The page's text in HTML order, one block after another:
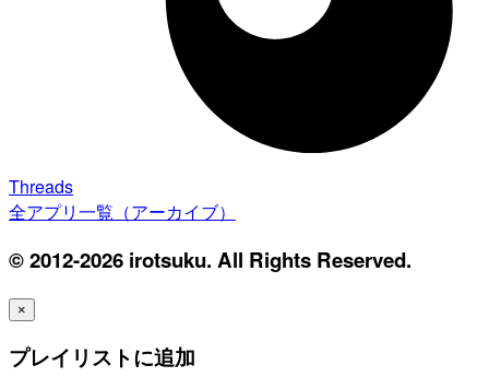
Threads
全アプリ一覧（アーカイブ）
© 2012-2026 irotsuku. All Rights Reserved.
×
プレイリストに追加